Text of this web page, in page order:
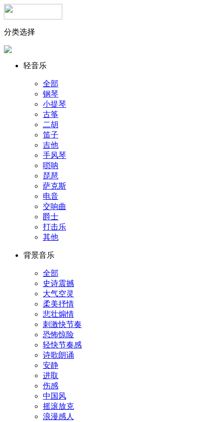
分类选择
轻音乐
全部
钢琴
小提琴
古筝
二胡
笛子
吉他
手风琴
唢呐
琵琶
萨克斯
电音
交响曲
爵士
打击乐
其他
背景音乐
全部
史诗震撼
大气空灵
柔美抒情
悲壮煽情
刺激快节奏
恐怖惊险
轻快节奏感
诗歌朗诵
安静
进取
伤感
中国风
摇滚放克
浪漫感人